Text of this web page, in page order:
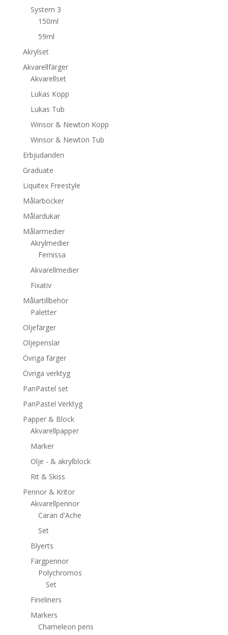
System 3
150ml
59ml
Akrylset
Akvarellfärger
Akvarellset
Lukas Kopp
Lukas Tub
Winsor & Newton Kopp
Winsor & Newton Tub
Erbjudanden
Graduate
Liquitex Freestyle
Målarböcker
Målardukar
Målarmedier
Akrylmedier
Fernissa
Akvarellmedier
Fixativ
Målartillbehör
Paletter
Oljefärger
Oljepenslar
Övriga färger
Övriga verktyg
PanPastel set
PanPastel Verktyg
Papper & Block
Akvarellpapper
Marker
Olje - & akrylblock
Rit & Skiss
Pennor & Kritor
Akvarellpennor
Caran d'Ache
Set
Blyerts
Färgpennor
Polychromos
Set
Fineliners
Markers
Chameleon pens